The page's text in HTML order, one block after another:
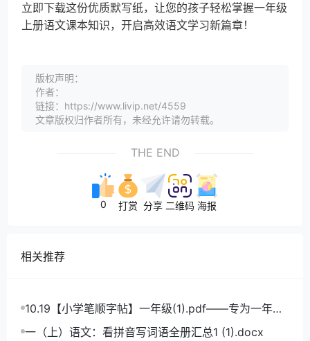
立即下载这份优质默写纸，让您的孩子轻松掌握一年级
上册语文课本知识，开启高效语文学习新篇章！
版权声明：
作者：
链接：https://www.livip.net/4559
文章版权归作者所有，未经允许请勿转载。
THE END
0 打赏 分享 二维码 海报
相关推荐
10.19【小学笔顺字帖】一年级(1).pdf——专为一年级
学生打造的笔顺练习宝典
一（上）语文：看拼音写词语全册汇总1 (1).docx